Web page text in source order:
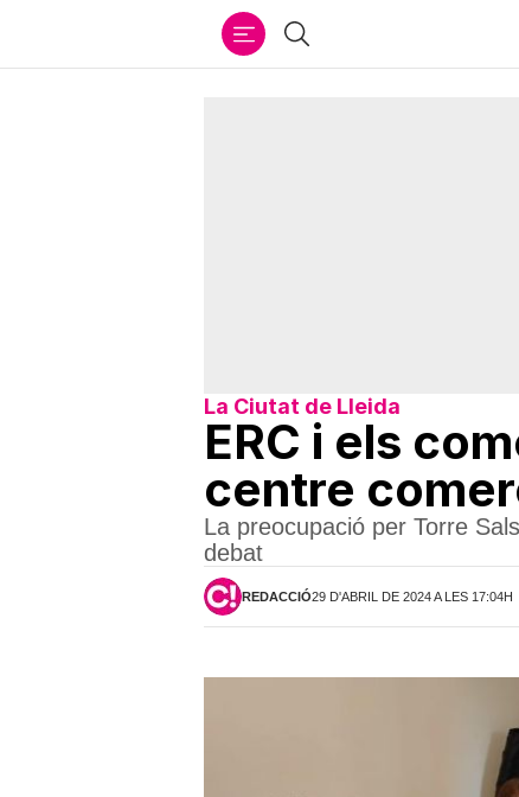
Cercar
La Ciutat de Lleida
ERC i els
centre
La preocupació per Torre
debat
REDACCIÓ29 D'ABRIL DE 2024 A LES 17:04H